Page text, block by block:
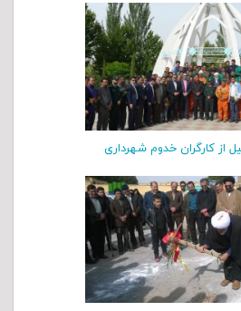
از کارگران خدوم شهرداری